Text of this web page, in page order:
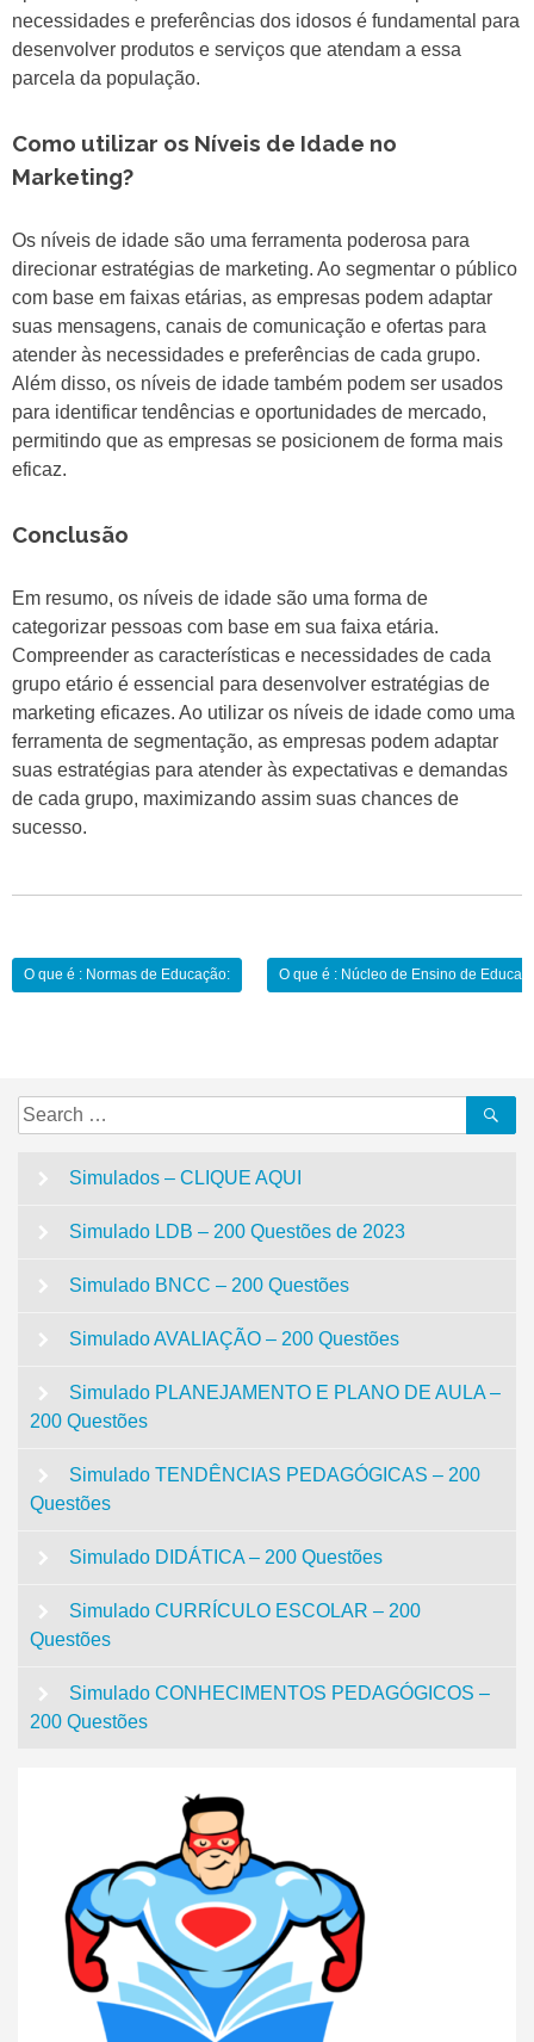
necessidades e preferências dos idosos é fundamental para
desenvolver produtos e serviços que atendam a essa
parcela da população.
Como utilizar os Níveis de Idade no
Marketing?
Os níveis de idade são uma ferramenta poderosa para
direcionar estratégias de marketing. Ao segmentar o público
com base em faixas etárias, as empresas podem adaptar
suas mensagens, canais de comunicação e ofertas para
atender às necessidades e preferências de cada grupo.
Além disso, os níveis de idade também podem ser usados
para identificar tendências e oportunidades de mercado,
permitindo que as empresas se posicionem de forma mais
eficaz.
Conclusão
Em resumo, os níveis de idade são uma forma de
categorizar pessoas com base em sua faixa etária.
Compreender as características e necessidades de cada
grupo etário é essencial para desenvolver estratégias de
marketing eficazes. Ao utilizar os níveis de idade como uma
ferramenta de segmentação, as empresas podem adaptar
suas estratégias para atender às expectativas e demandas
de cada grupo, maximizando assim suas chances de
sucesso.
Navegação
O que é : Normas de Educação: O que é : Núcleo de Ensino de
Search
for:
Simulados – CLIQUE AQUI
Simulado LDB – 200 Questões de 2023
Simulado BNCC – 200 Questões
Simulado AVALIAÇÃO – 200 Questões
Simulado PLANEJAMENTO E PLANO DE AULA –
200 Questões
Simulado TENDÊNCIAS PEDAGÓGICAS – 200
Questões
Simulado DIDÁTICA – 200 Questões
Simulado CURRÍCULO ESCOLAR – 200
Questões
Simulado CONHECIMENTOS PEDAGÓGICOS –
200 Questões